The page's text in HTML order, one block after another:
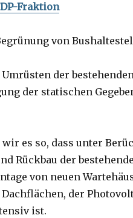
Fraktion
von
der
der statischen
wir es so, dass unter
Rückbau der
von neuen
der
ist.